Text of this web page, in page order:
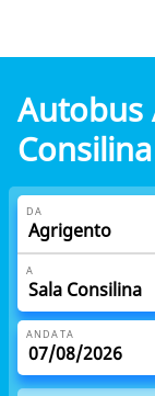
Autobus
Consilina
DA
A
ANDATA